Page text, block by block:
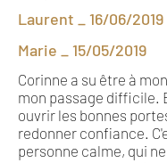
Laurent _ 16/06/2019
Marie _ 15/05/2019
Corinne a su être à
mon passage difficile.
ouvrir les bonnes
redonner confiance.
personne calme, qui